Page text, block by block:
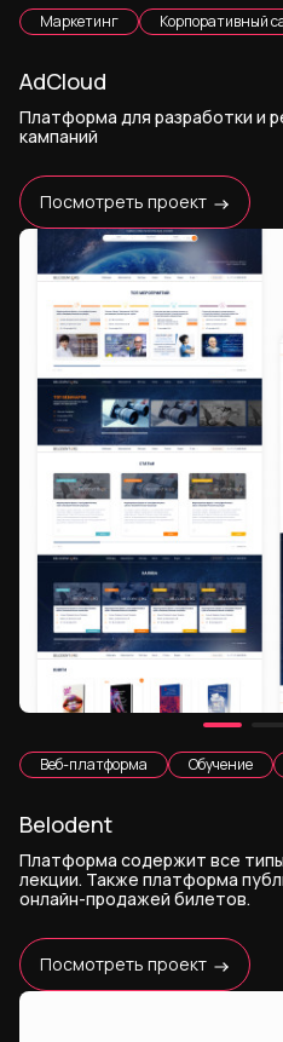
Маркетинг Корпоративный
AdCloud
Платформа для разработки и
кампаний
Посмотреть проект
Веб-платформа Обучение
Belodent
Платформа содержит все
лекции. Также платформа
онлайн-продажей билетов.
Посмотреть проект